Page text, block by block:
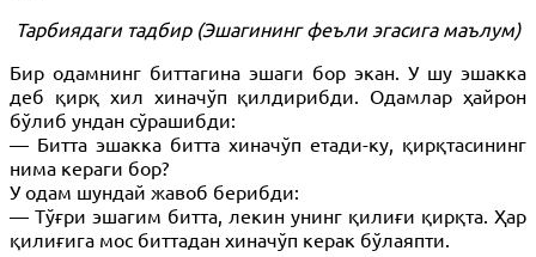
Тарбиядаги тадбир (Эшагининг феъли эгасига маълум)
Бир одамнинг биттагина эшаги бор экан. У шу эшакка
деб қирқ хил хиначўп қилдирибди. Одамлар ҳайрон
бўлиб ундан сўрашибди:
— Битта эшакка битта хиначўп етади-ку, қирқтасининг
нима кераги бор?
У одам шундай жавоб берибди:
— Тўғри эшагим битта, лекин унинг қилиғи қирқта. Ҳар
қилиғига мос биттадан хиначўп керак бўлаяпти.